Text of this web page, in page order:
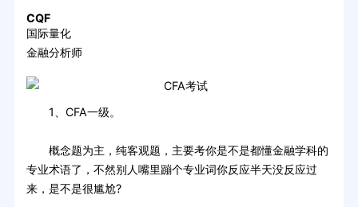
CQF
国际量化
金融分析师
1、CFA一级。
概念题为主，纯客观题，主要考你是不是都懂金融学科的
专业术语了，不然别人嘴里蹦个专业词你反应半天没反应过
来，是不是很尴尬?